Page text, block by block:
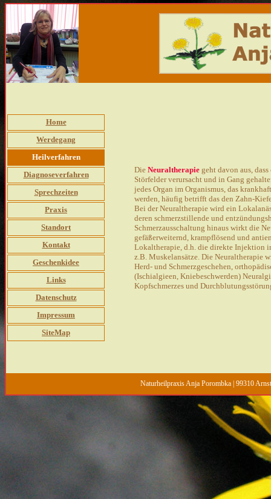
Home
Werdegang
Heilverfahren
Diagnoseverfahren
Sprechzeiten
Praxis
Standort
Kontakt
Geschenkidee
Links
Datenschutz
Impressum
SiteMap
Die Neuraltherapie geht davon aus,
Störfelder verursacht und in Gang
jedes Organ im Organismus, das
werden, häufig betrifft das den Zahn-
Bei der Neuraltherapie wird ein
deren schmerzstillende und
Schmerzausschaltung hinaus wirkt die
gefäßerweiternd, krampflösend und
Lokaltherapie, d.h. die direkte Injektion
z.B. Muskelansätze. Die Neuraltherapie
Herd- und Schmerzgeschehen,
(Ischialgieen, Kniebeschwerden)
Kopfschmerzes und